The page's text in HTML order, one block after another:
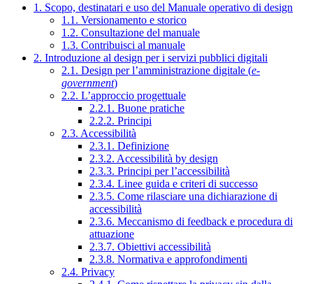
1. Scopo, destinatari e uso del Manuale operativo di design
1.1. Versionamento e storico
1.2. Consultazione del manuale
1.3. Contribuisci al manuale
2. Introduzione al design per i servizi pubblici digitali
2.1. Design per l’amministrazione digitale (e-
government)
2.2. L’approccio progettuale
2.2.1. Buone pratiche
2.2.2. Principi
2.3. Accessibilità
2.3.1. Definizione
2.3.2. Accessibilità by design
2.3.3. Principi per l’accessibilità
2.3.4. Linee guida e criteri di successo
2.3.5. Come rilasciare una dichiarazione di
accessibilità
2.3.6. Meccanismo di feedback e procedura di
attuazione
2.3.7. Obiettivi accessibilità
2.3.8. Normativa e approfondimenti
2.4. Privacy